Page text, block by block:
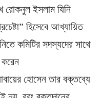
রোকনুল ইসলাম যিনি
হিসেবে আখ্যায়িত
কমিটির সদস্যদের সাথে
করেন
হোসেন তার বক্তব্যে